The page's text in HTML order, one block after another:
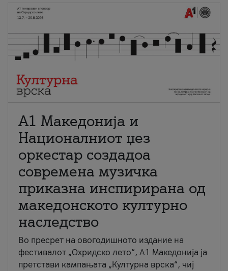
А1 Македонија и
Националниот џез
оркестар создадоа
современа музичка
приказна инспирирана од
македонското културно
наследство
Во пресрет на овогодишното издание на
фестивалот „Охридско лето“, А1 Македонија ја
претстави кампањата „Културна врска“, чиј